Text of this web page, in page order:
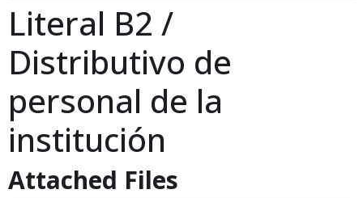
Literal B2 /
Distributivo de
personal de la
institución
Attached Files